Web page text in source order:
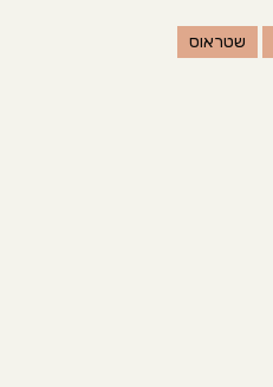
שטראוס